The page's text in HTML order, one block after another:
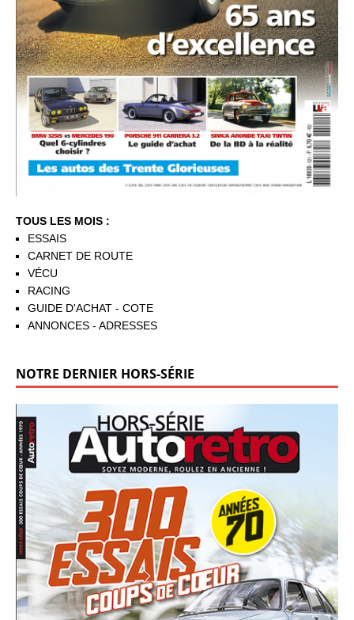
TOUS LES MOIS :
ESSAIS
CARNET DE ROUTE
VÉCU
RACING
GUIDE D'ACHAT - COTE
ANNONCES - ADRESSES
NOTRE DERNIER HORS-SÉRIE